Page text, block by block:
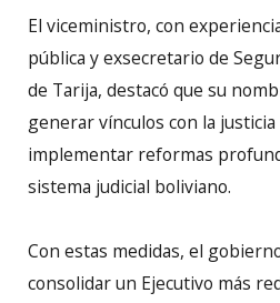
El viceministro, con
pública y exsecretario de
de Tarija, destacó que su
generar vínculos con la
implementar reformas
sistema judicial boliviano.
Con estas medidas, el
consolidar un Ejecutivo más